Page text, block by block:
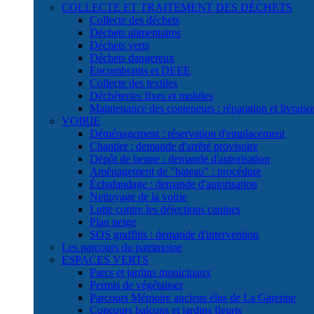
COLLECTE ET TRAITEMENT DES DÉCHETS
Collecte des déchets
Déchets alimentaires
Déchets verts
Déchets dangereux
Encombrants et DEEE
Collecte des textiles
Déchèteries fixes et mobiles
Maintenance des conteneurs : réparation et
VOIRIE
Déménagement : réservation d'emplacement
Chantier : demande d'arrêté provisoire
Dépôt de benne : demande d'autorisation
Aménagement de "bateau" : procédure
Échafaudage : demande d'autorisation
Nettoyage de la voirie
Lutte contre les déjections canines
Plan neige
SOS graffitis : demande d'intervention
Les parcours du patrimoine
ESPACES VERTS
Parcs et jardins municipaux
Permis de végétaliser
Parcours Mémoire anciens élus de La Garenne
Concours balcons et jardins fleuris